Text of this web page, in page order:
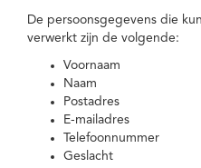
De persoonsgegevens die
verwerkt zijn de volgende:
Voornaam
Naam
Postadres
E-mailadres
Telefoonnummer
Geslacht